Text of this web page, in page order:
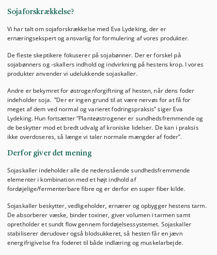
Sojaforskrækkelse?
Vi har talt om sojaforskrækkelse med Eva Lydeking, der er
ernæringsekspert og ansvarlig for formulering af vores produkter.
De fleste skeptikere fokuserer på sojabønner. Der er forskel på
sojabønners og -skallers indhold og indvirkning på hestens krop. I vores
produkter anvender vi udelukkende sojaskaller.
Andre er bekymret for østrogenforgiftning af hesten, når dens foder
indeholder soja. ”Der er ingen grund til at være nervøs for at få for
meget af dem ved normal og varieret fodringspraksis” siger Eva
Lydeking. Hun fortsætter ”Planteøstrogener er sundhedsfremmende og
de beskytter mod et bredt udvalg af kroniske lidelser. De kan i praksis
ikke overdoseres, så længe vi taler normale mængder af foder”.
Derfor giver det mening
Sojaskaller indeholder alle de nedenstående sundhedsfremmende
elementer i kombination med et højt indhold af
fordøjelige/fermenterbare fibre og er derfor en super fiber kilde.
Sojaskaller beskytter, vedligeholder, ernærer og opbygger hestens tarm.
De absorberer væske, binder toxiner, giver volumen i tarmen samt
opretholder et sundt flow gennem fordøjelsessystemet. Sojaskaller
stabiliserer derudover også blodsukkeret, så hesten får en jævn
energifrigivelse fra foderet til både indlæring og muskelarbejde.